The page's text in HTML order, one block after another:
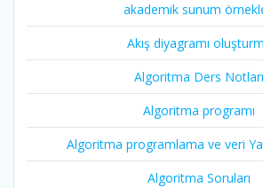
akademik sunum
Akış diyagramı
Algoritma Ders Notları
Algoritma programı
Algoritma programlama ve veri
Algoritma Soruları